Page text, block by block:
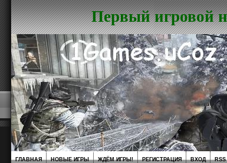
Первый игровой
ГЛАВНАЯ НОВЫЕ ИГРЫ ЖДЁМ ИГРЫ! РЕГИСТРАЦИЯ ВХОД RSS